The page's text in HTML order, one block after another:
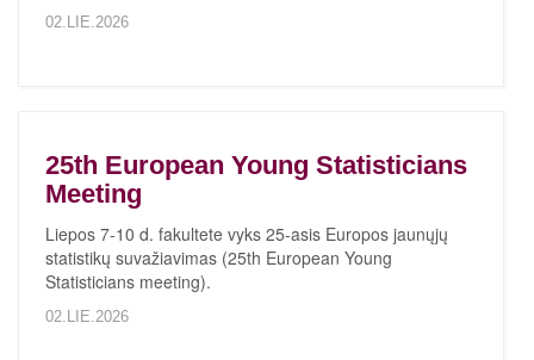
02.LIE.2026
25th European Young Statisticians
Meeting
Liepos 7-10 d. fakultete vyks 25-asis Europos jaunųjų
statistikų suvažiavimas (25th European Young
Statisticians meeting).
02.LIE.2026